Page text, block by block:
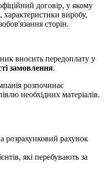
договір, у якому
характеристики виробу,
сторін.
вносить передоплату у
замовлення.
розпочинає
необхідних матеріалів.
розрахунковий рахунок
які перебувають за